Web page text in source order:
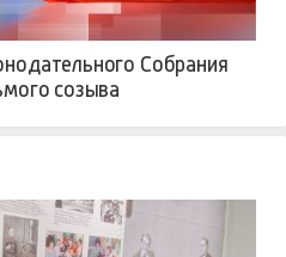
Собрания
созыва